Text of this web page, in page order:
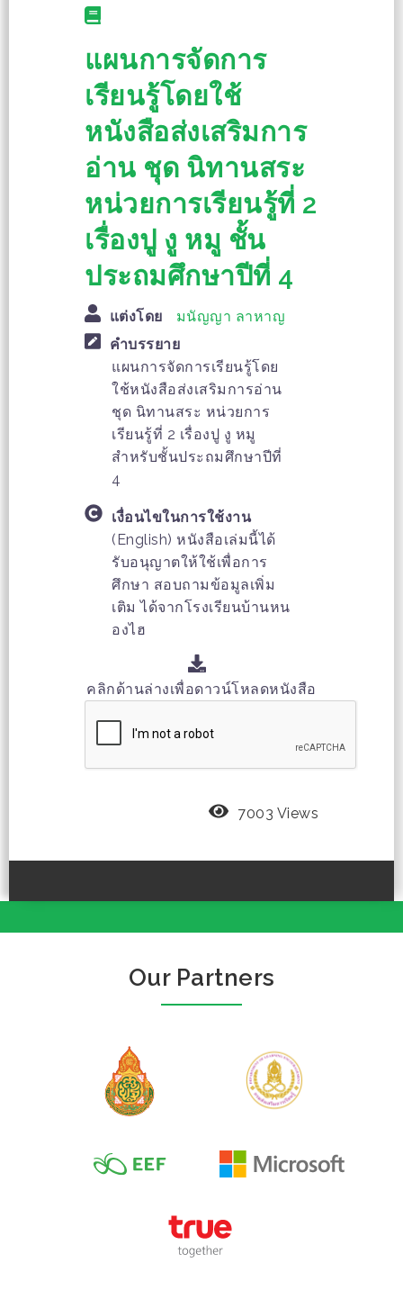
แผนการจัดการ
เรียนรู้โดยใช้
หนังสือส่งเสริมการ
อ่าน ชุด นิทานสระ
หน่วยการเรียนรู้ที่ 2
เรื่องปู งู หมู ชั้น
ประถมศึกษาปีที่ 4
แต่งโดย
มนัญญา ลาหาญ
คำบรรยาย
แผนการจัดการเรียนรู้โดย
ใช้หนังสือส่งเสริมการอ่าน
ชุด นิทานสระ หน่วยการ
เรียนรู้ที่ 2 เรื่องปู งู หมู
สำหรับชั้นประถมศึกษาปีที่
4
เงื่อนไขในการใช้งาน
(English) หนังสือเล่มนี้ได้
รับอนุญาตให้ใช้เพื่อการ
ศึกษา สอบถามข้อมูลเพิ่ม
เติม ได้จากโรงเรียนบ้านหน
องไฮ
คลิกด้านล่างเพื่อดาวน์โหลดหนังสือ
7003 Views
Our Partners